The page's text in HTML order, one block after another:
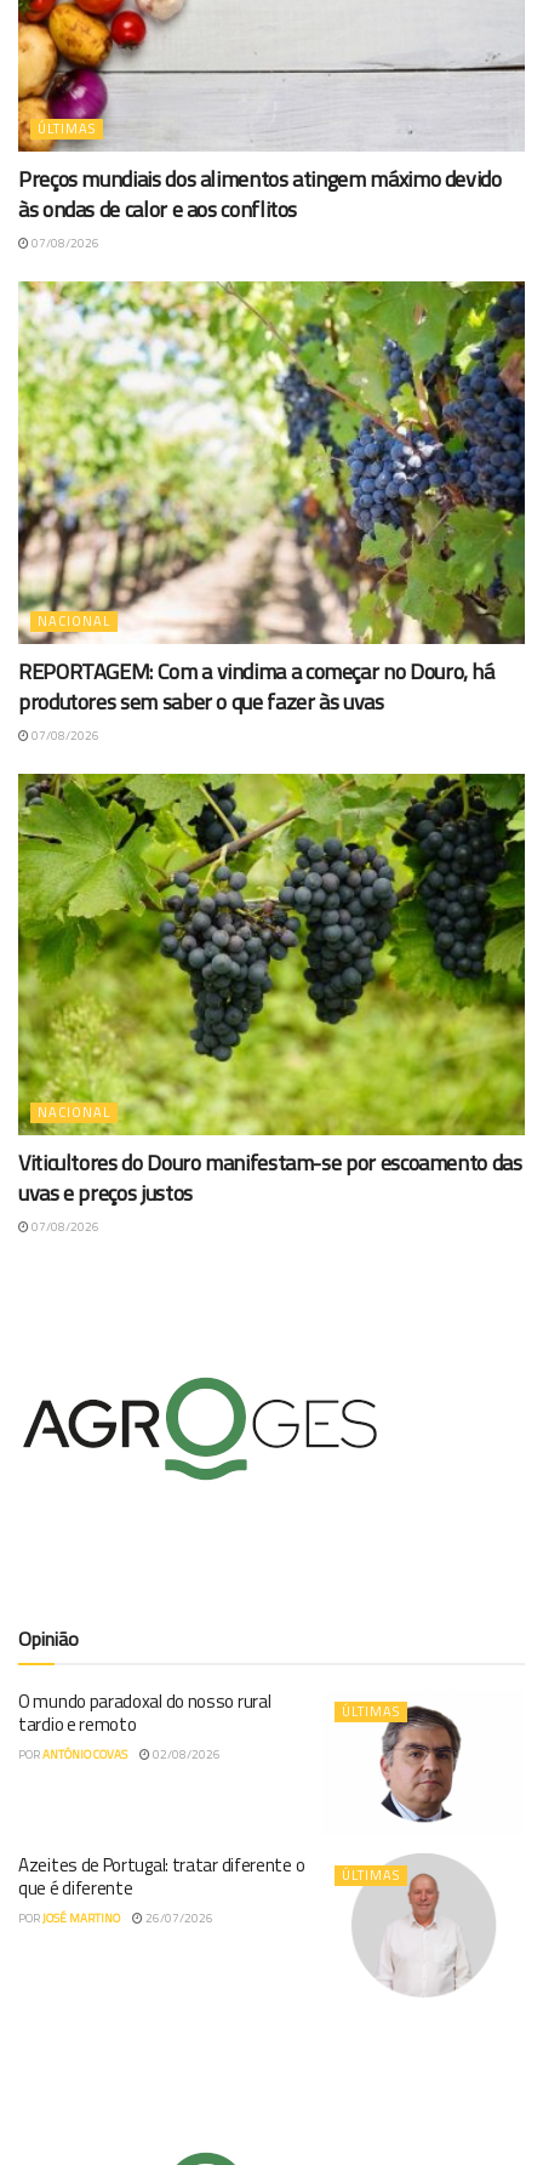
ÚLTIMAS
Preços mundiais dos alimentos atingem máximo devido
às ondas de calor e aos conflitos
07/08/2026
NACIONAL
REPORTAGEM: Com a vindima a começar no Douro, há
produtores sem saber o que fazer às uvas
07/08/2026
NACIONAL
Viticultores do Douro manifestam-se por escoamento das
uvas e preços justos
07/08/2026
Opinião
ÚLTIMAS
O mundo paradoxal do nosso rural
tardio e remoto
PORANTÓNIO COVAS 02/08/2026
ÚLTIMAS
Azeites de Portugal: tratar diferente o
que é diferente
PORJOSÉ MARTINO 26/07/2026